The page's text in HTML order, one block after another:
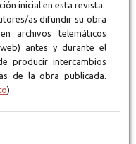
inicial en esta revista.
as difundir su obra
archivos telemáticos
antes y durante el
producir intercambios
de la obra publicada.
).